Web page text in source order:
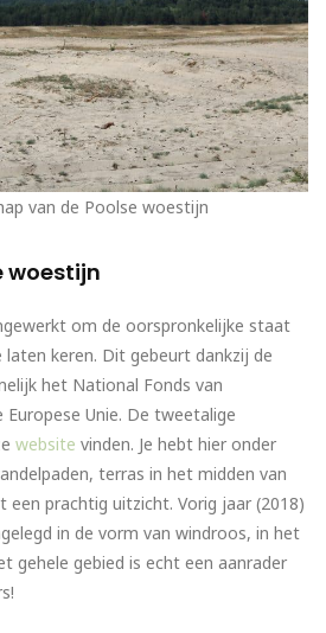
van de Poolse woestijn
woestijn
om de oorspronkelijke staat
keren. Dit gebeurt dankzij de
het National Fonds van
Europese Unie. De tweetalige
website vinden. Je hebt hier onder
terras in het midden van
een prachtig uitzicht. Vorig jaar (2018)
in de vorm van windroos, in het
gehele gebied is echt een aanrader